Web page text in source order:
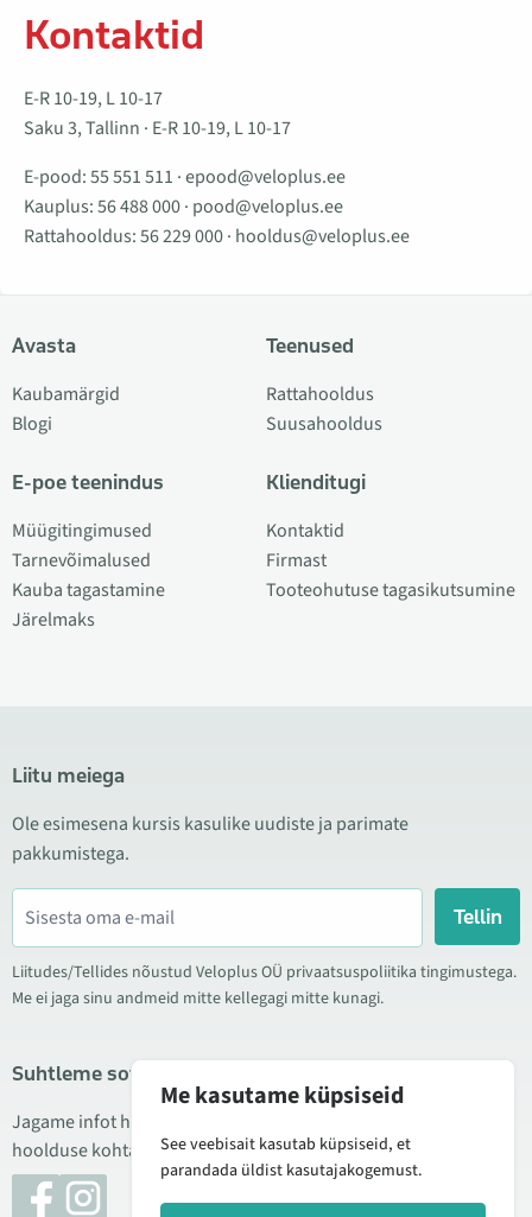
Kontaktid
E-R 10-19, L 10-17
Saku 3, Tallinn · E-R 10-19, L 10-17
E-pood:55 551 511 ·epood@veloplus.ee
Kauplus:56 488 000· pood@veloplus.ee
Rattahooldus:56 229 000· hooldus@veloplus.ee
Avasta
Kaubamärgid
Blogi
E-poe teenindus
Müügitingimused
Tarnevõimalused
Kauba tagastamine
Järelmaks
Teenused
Rattahooldus
Suusahooldus
Klienditugi
Kontaktid
Firmast
Tooteohutuse tagasikutsumine
Liitu meiega
Ole esimesena kursis kasulike uudiste ja parimate
pakkumistega.
Tellin
Liitudes/Tellides nõustud Veloplus OÜ privaatsuspoliitika tingimustega.
Me ei jaga sinu andmeid mitte kellegagi mitte kunagi.
Suhtleme sotsiaalmeedias
Jagame infot hea hinna kampaaniate, uute toodete ning
hoolduse kohta. Mõnikord teeme ka tooteülevaateid.
Me kasutame küpsiseid
See veebisait kasutab küpsiseid, et
parandada üldist kasutajakogemust.